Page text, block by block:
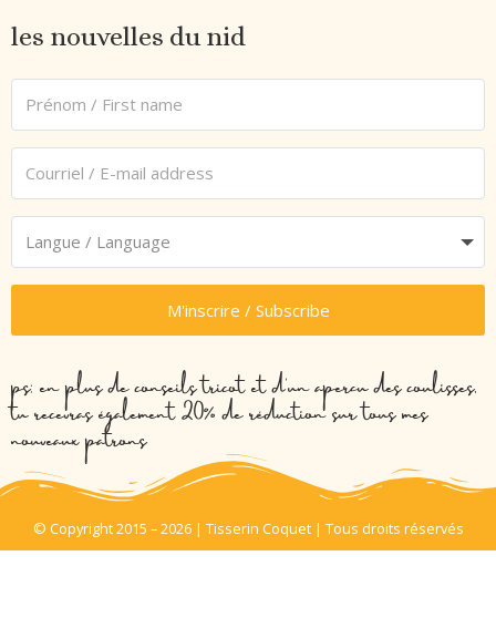
les nouvelles du nid
M'inscrire / Subscribe
ps: en plus de conseils tricot et d’un aperçu des coulisses,
tu recevras également 20% de réduction sur tous mes
nouveaux patrons
© Copyright 2015 – 2026 | Tisserin Coquet | Tous droits réservés